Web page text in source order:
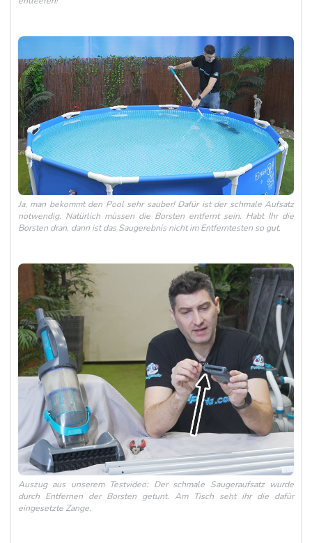
Ja, man bekommt den Pool sehr sauber! Dafür ist der schmale Aufsatz
notwendig. Natürlich müssen die Borsten entfernt sein. Habt Ihr die
Borsten dran, dann ist das Saugerebnis nicht im Entferntesten so gut.
Auszug aus unserem Testvideo: Der schmale Saugeraufsatz wurde
durch Entfernen der Borsten getunt. Am Tisch seht ihr die dafür
eingesetzte Zange.